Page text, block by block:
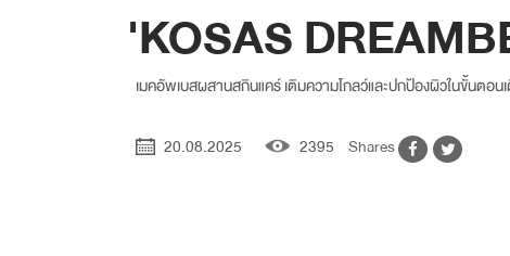
'KOSAS
เมคอัพเบสผสานสกินแคร์ เติมความโกลว์และปกป้องผิวในขั้นตอน
20.08.2025 2395 Shares